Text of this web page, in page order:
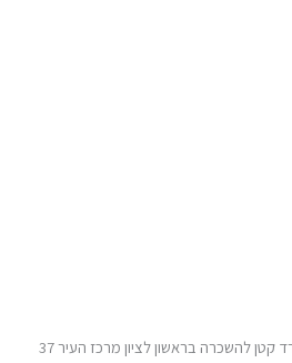
משרד קטן להשכרה בראשון לציון מרכז העיר 37